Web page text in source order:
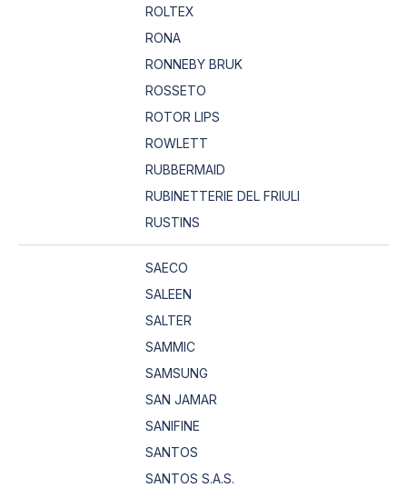
ROLTEX
RONA
RONNEBY BRUK
ROSSETO
ROTOR LIPS
ROWLETT
RUBBERMAID
RUBINETTERIE DEL FRIULI
RUSTINS
SAECO
SALEEN
SALTER
SAMMIC
SAMSUNG
SAN JAMAR
SANIFINE
SANTOS
SANTOS S.A.S.